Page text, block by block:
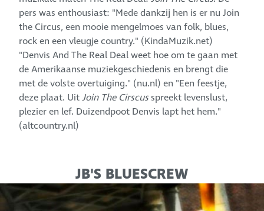
pers was enthousiast: "Mede dankzij hen is er nu Join
the Circus, een mooie mengelmoes van folk, blues,
rock en een vleugje country." (KindaMuzik.net)
"Denvis And The Real Deal weet hoe om te gaan met
de Amerikaanse muziekgeschiedenis en brengt die
met de volste overtuiging." (nu.nl) en "Een feestje,
deze plaat. UitJoin The Cirscusspreekt levenslust,
plezier en lef. Duizendpoot Denvis lapt het hem."
(altcountry.nl)
JB'S BLUESCREW